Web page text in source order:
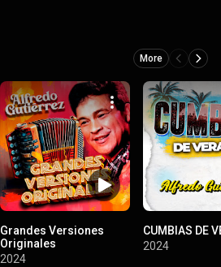
More
Grandes Versiones
Originales
2024
CUMBIAS DE
2024